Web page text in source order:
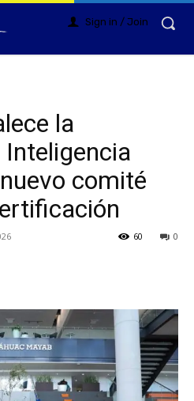
Sign in / Join
la
comité
0
60